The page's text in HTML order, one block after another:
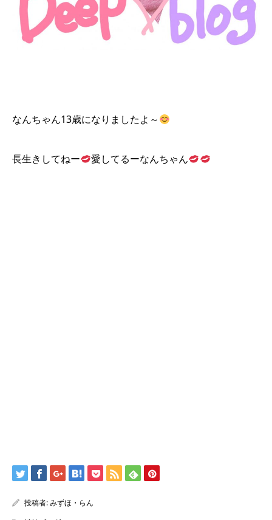
なんちゃん13歳になりましたよ～
長生きしてねー 愛してるーなんちゃん
投稿者:みずほ・らん